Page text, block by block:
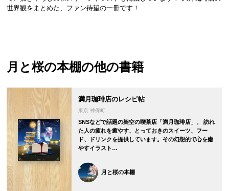
世界観をまとめた、ファン待望の一冊です！
月と桜の本棚の他の書籍
満月珈琲店のレシピ帖
東京 神保町
SNSなどで話題の架空の喫茶店「満月珈琲店」。 訪れ
た人の疲れを癒やす、とっておきのスイーツ、フー
ド、ドリンクを提供しています。その幻想的で心を癒
やすイラスト…
月と桜の本棚